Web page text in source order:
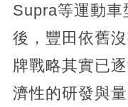
Supra等運動車
後，豐田依舊
牌戰略其實已
濟性的研發與